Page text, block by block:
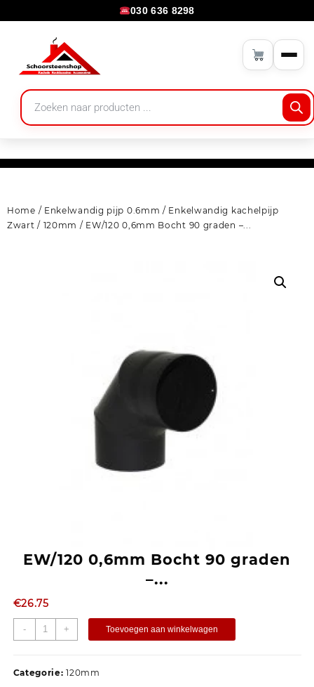
030 636 8298
Home / Enkelwandig pijp 0.6mm / Enkelwandig kachelpijp
Zwart / 120mm / EW/120 0,6mm Bocht 90 graden –...
EW/120 0,6mm Bocht 90 graden
–...
€26.75
- + Toevoegen aan winkelwagen
Categorie:120mm